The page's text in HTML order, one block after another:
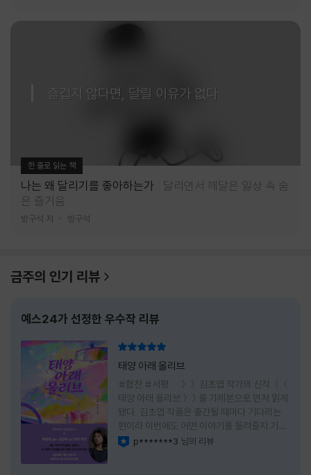
즐겁지 않다면, 달릴 이유가 없다
한 줄로 읽는 책
나는 왜 달리기를 좋아하는가
달리면서 깨달은 일상 속 숨
은 즐거움
방구석 저 방구석
금주의 인기 리뷰
예스24가 선정한 우수작 리뷰
태양 아래 올리브
#협찬 #서평 ＞＞ 김초엽 작가의 신작 ＜＜
태양 아래 올리브＞＞를 가제본으로 먼저 읽게
됐다. 김초엽 작품은 출간될 때마다 기다리는
편이라 이번에도 어떤 이야기를 들려줄지 기대
가 컸다. 스포일러 없이 읽는 것이 가장 재미있
p*******3 님의 리뷰